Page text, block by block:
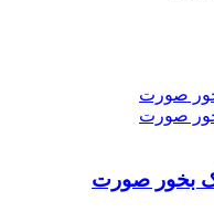
بخور صورت